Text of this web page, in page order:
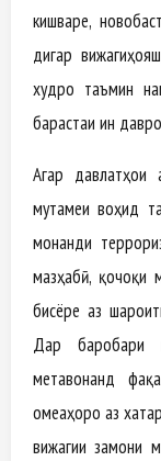
кишваре,
дигар
худро таъмин
барҷастаи ин
Агар давлатҳои
муҷтамеи воҳид
монанди
мазҳабӣ, қочоқи
бисёре аз
Дар баробари
метавонанд
ҷомеаҳоро аз
вижагии замони